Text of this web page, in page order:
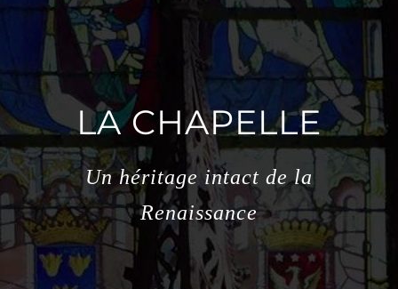
LA CHAPELLE
Un héritage intact de la
Renaissance